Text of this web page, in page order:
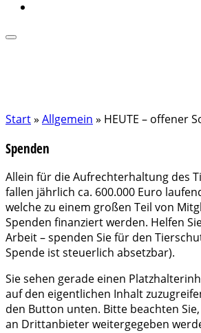
Start» Allgemein » HEUTE – offener
Spenden
Allein für die Aufrechterhaltung des
fallen jährlich ca. 600.000 Euro
welche zu einem großen Teil von
Spenden finanziert werden. Helfen
Arbeit – spenden Sie für den
Spende ist steuerlich absetzbar).
Sie sehen gerade einen
auf den eigentlichen Inhalt
den Button unten. Bitte beachten
an Drittanbieter weitergegeben